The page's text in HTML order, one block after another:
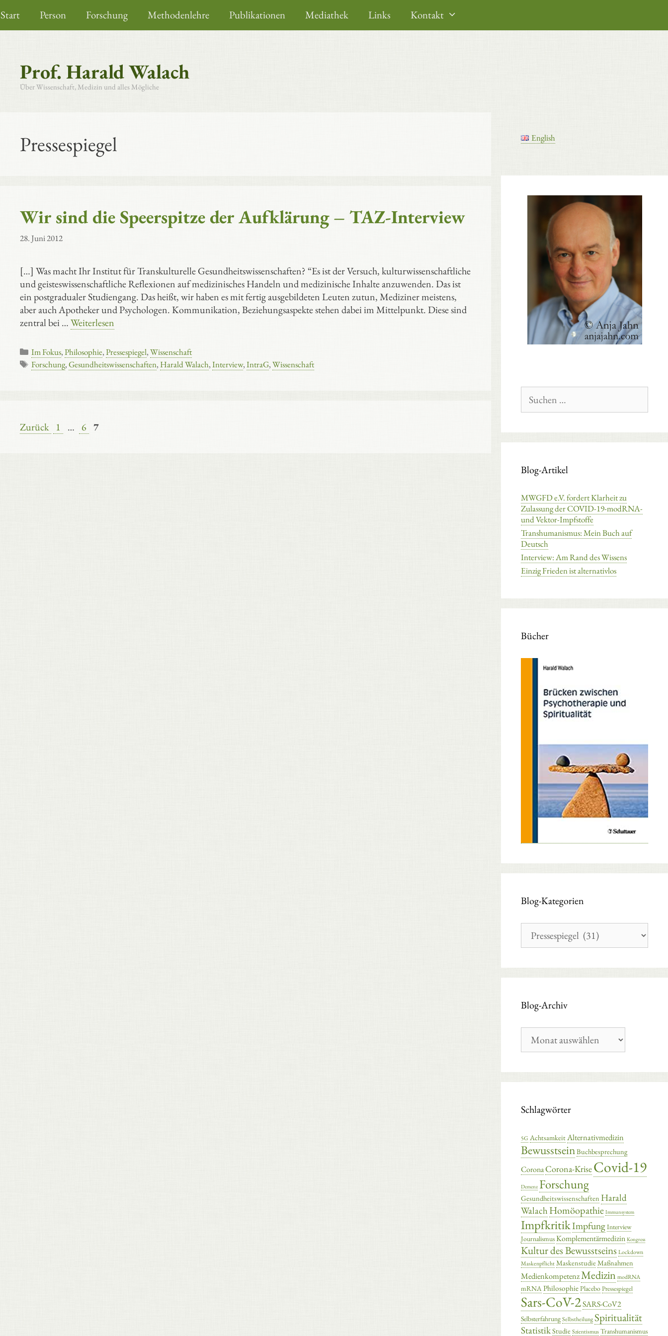
Inhalt
springen
Start Person Forschung Methodenlehre Publikationen Mediathek Links Kontakt
Prof. Harald Walach
Über Wissenschaft, Medizin und alles Mögliche
Pressespiegel
Wir sind die Speerspitze der Aufklärung – TAZ-Interview
28. Juni 2012
[…] Was macht Ihr Institut für Trans­kulturelle Gesund­heits­wissen­schaften? “Es ist der Versuch, kultur­wissen­schaft­liche
und geistes­wissen­schaft­liche Reflexionen auf medizinisches Handeln und medizinische Inhalte anzuwenden. Das ist
ein postgradualer Studiengang. Das heißt, wir haben es mit fertig ausgebildeten Leuten zutun, Mediziner meistens,
aber auch Apotheker und Psychologen. Kommunikation, Beziehungs­aspekte stehen dabei im Mittelpunkt. Diese sind
zentral bei …Weiterlesen
Kategorien
Im Fokus,Philosophie,Pressespiegel,Wissenschaft
Schlagwörter
Forschung,Gesundheitswissenschaften, Harald Walach,Interview,IntraG,Wissenschaft
Zurück Seite
1 … Seite
6 Seite
7
English
nach:
Blog-Artikel
MWGFD e.V. fordert Klarheit zu
Zulassung der COVID-19-modRNA-
und Vektor-Impfstoffe
Transhumanismus: Mein Buch auf
Deutsch
Interview: Am Rand des Wissens
Einzig Frieden ist alternativlos
Bücher
Blog-Kategorien
Kategorien
Blog-Archiv
Archiv
Schlagwörter
5G AchtsamkeitAlternativmedizin
BewusstseinBuchbesprechung
CoronaCorona-KriseCovid-19
Demenz Forschung
Gesundheitswissenschaften Harald
Walach Homöopathie Immunsystem
ImpfkritikImpfungInterview
JournalismusKomplementärmedizin Kongress
Kultur des Bewusstseins Lockdown
MaskenpflichtMaskenstudieMaßnahmen
MedienkompetenzMedizin modRNA
mRNAPhilosophiePlaceboPressespiegel
Sars-CoV-2SARS-CoV2
SelbsterfahrungSelbstheilung Spiritualität
StatistikStudieSzientismusTranshumanismus